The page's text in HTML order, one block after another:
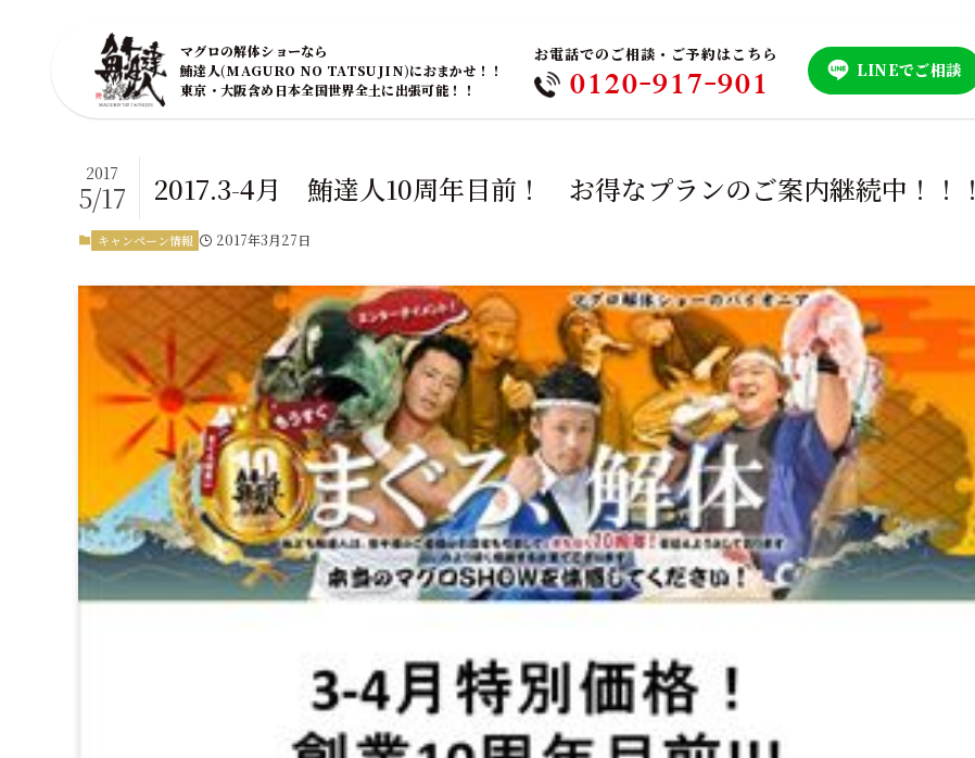
マグロの解体ショーなら
鮪達人(MAGURO NO TATSUJIN)におまかせ！！
東京・大阪含め日本全国世界全土に出張可能！！
お電話でのご相談・ご予約はこちら
0120-917-901 LINEでご相談
2017.3-4月 鮪達人10周年目前！ お得なプランのご案内継続中！！！
2017
5/17
キャンペーン情報 2017年3月27日